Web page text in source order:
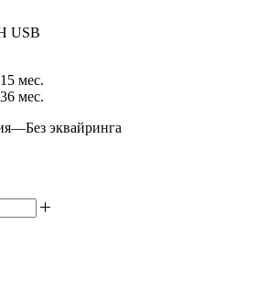
USB
мес.
мес.
—Без эквайринга